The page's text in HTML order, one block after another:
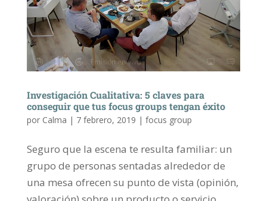
Investigación Cualitativa: 5 claves para
conseguir que tus focus groups tengan éxito
por Calma | 7 febrero, 2019 | focus group
Seguro que la escena te resulta familiar: un
grupo de personas sentadas alrededor de
una mesa ofrecen su punto de vista (opinión,